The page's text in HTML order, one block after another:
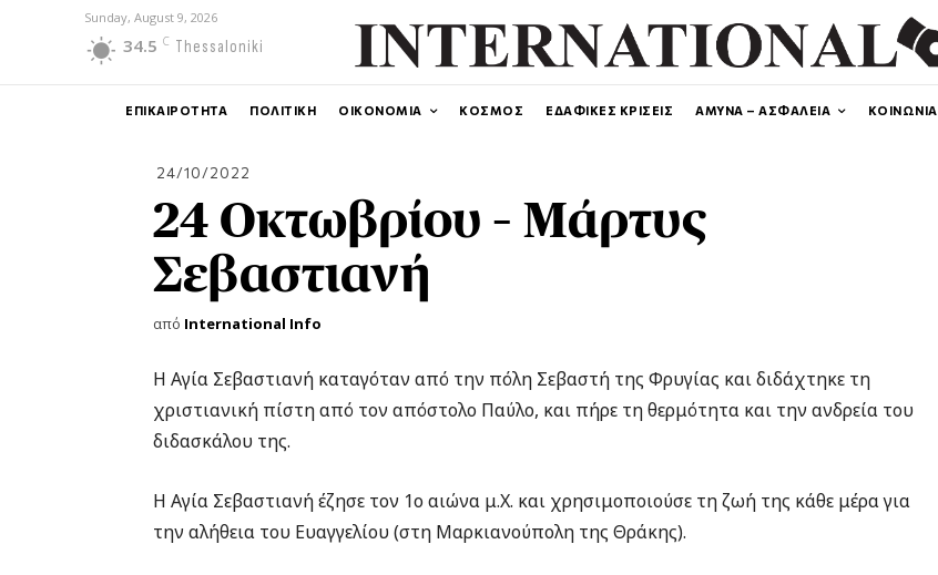
Sunday, August 9, 2026
34.5 C Thessaloniki
ΕΠΙΚΑΙΡΟΤΗΤΑ ΠΟΛΙΤΙΚΗ ΟΙΚΟΝΟΜΙΑ ΚΟΣΜΟΣ ΕΔΑΦΙΚΕΣ ΚΡΙΣΕΙΣ ΑΜΥΝΑ – ΑΣΦΑΛΕΙΑ ΚΟΙΝΩΝΙΑ
24/10/2022
24 Οκτωβρίου – Μάρτυς
Σεβαστιανή
από International Info
Η Αγία Σεβαστιανή καταγόταν από την πόλη Σεβαστή της Φρυγίας και διδάχτηκε τη
χριστιανική πίστη από τον απόστολο Παύλο, και πήρε τη θερμότητα και την ανδρεία του
διδασκάλου της.
Η Αγία Σεβαστιανή έζησε τον 1ο αιώνα μ.Χ. και χρησιμοποιούσε τη ζωή της κάθε μέρα για
την αλήθεια του Ευαγγελίου (στη Μαρκιανούπολη της Θράκης).